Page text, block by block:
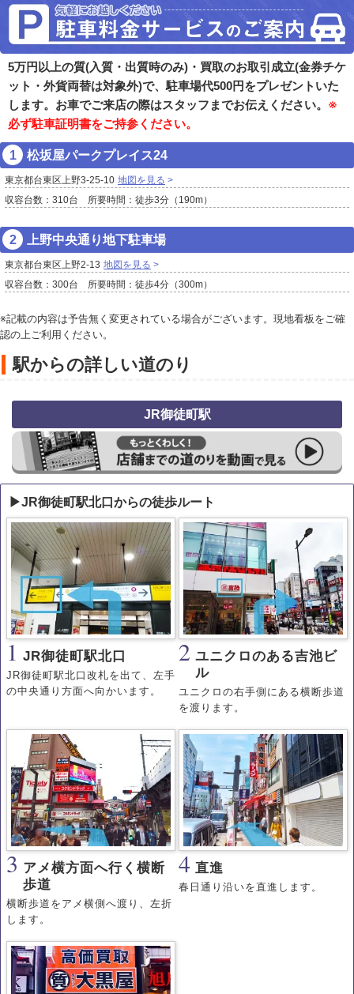
5万円以上の質(入質・出質時のみ)・買取のお取引成立(金券チケ
ット・外貨両替は対象外)で、駐車場代500円をプレゼントいた
します。お車でご来店の際はスタッフまでお伝えください。 ※
必ず駐車証明書をご持参ください。
松坂屋パークプレイス24
東京都台東区上野3-25-10 地図を見る
収容台数：310台 所要時間：徒歩3分（190m）
上野中央通り地下駐車場
東京都台東区上野2-13 地図を見る
収容台数：300台 所要時間：徒歩4分（300m）
※記載の内容は予告無く変更されている場合がございます。現地看板をご確
認の上ご利用ください。
駅からの詳しい道のり
JR御徒町駅
▶JR御徒町駅北口からの徒歩ルート
1 JR御徒町駅北口
JR御徒町駅北口改札を出て、左手
の中央通り方面へ向かいます。
2 ユニクロのある吉池ビ
ル
ユニクロの右手側にある横断歩道
を渡ります。
3 アメ横方面へ行く横断
歩道
横断歩道をアメ横側へ渡り、左折
します。
4 直進
春日通り沿いを直進します。